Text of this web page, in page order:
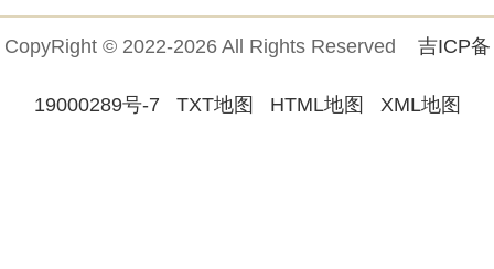
CopyRight © 2022-2026 All Rights Reserved 吉ICP备
19000289号-7 TXT地图 HTML地图 XML地图